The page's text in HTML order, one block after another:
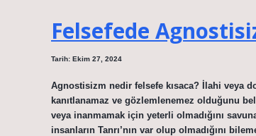
Felsefede
Tarih: Ekim 27, 2024
Agnostisizm nedir felsefe kısaca? İlahi veya
kanıtlanamaz ve gözlemlenemez olduğunu
veya inanmamak için yeterli olmadığını
insanların Tanrı’nın var olup olmadığını